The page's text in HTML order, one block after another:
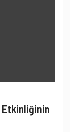
Etkinliğinin